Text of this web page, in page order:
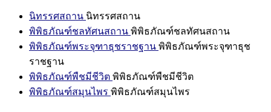
นิทรรศสถาน นิทรรศสถาน
พิพิธภัณฑ์ชลทัศนสถาน พิพิธภัณฑ์ชลทัศนสถาน
พิพิธภัณฑ์พระจุฑาธุชราชฐาน พิพิธภัณฑ์พระจุฑาธุช
ราชฐาน
พิพิธภัณฑ์พืชมีชีวิต พิพิธภัณฑ์พืชมีชีวิต
พิพิธภัณฑ์สมุนไพร พิพิธภัณฑ์สมุนไพร